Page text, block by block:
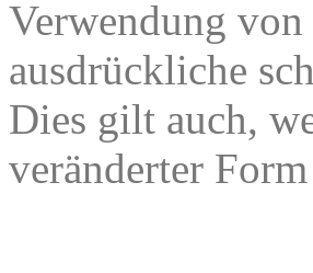
Verwendung von
ausdrückliche
Dies gilt auch,
veränderter